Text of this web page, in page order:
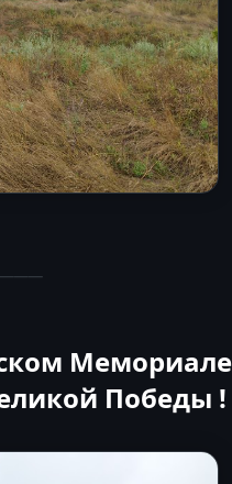
Мемориале
Победы !